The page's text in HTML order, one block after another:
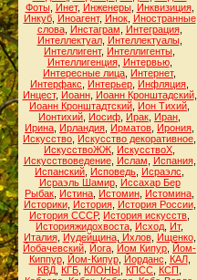
Фоты, Инет, Инженеры, Инквизиция,
Инкуб, Иноагент, Инок, Иностранные
слова, Инстаграм Интеграция,
Интеллектуал, Интеллектуалы,
Интеллигент, Интеллигенты
Интеллигенция, Интервью,
Интересные лица Интернет,
Интерфакс
Интерьер Инфляция
Инцест, Иоанн, Иоанн Кронштадский,
Иоанн Кронштадтский Ион Тихий
Ионтихий Иосиф Ирак Иран
Ирина Ирландия Ирматов Ирония
Искусство Искусство декоративное
ИскусствоЖЖ ИскусствоХ
Искусствоведение, Ислам Испания,
Испанский Исповедь Исраэлс
Исраэль Шамир, Иссахар Бер
Рыбак Истина Истомин Истомина
Историки, История, История России,
История СССР, История искусств
Историяжидохвоста Исход Ит,
Италия, Иудейщина, Ихлов, Ищенко,
Йобачевский Йога Йом Кипур Йом-
Киппур, Йом-Кипур, Йорданс КАЛ,
КВД КГБ КЛОНЫ КПСС КСП